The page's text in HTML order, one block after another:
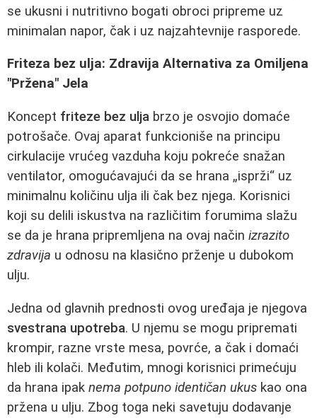
se ukusni i nutritivno bogati obroci pripreme uz
minimalan napor, čak i uz najzahtevnije rasporede.
Friteza bez ulja: Zdravija Alternativa za Omiljena
"Pržena" Jela
Koncept friteze bez ulja brzo je osvojio domaće
potrošače. Ovaj aparat funkcioniše na principu
cirkulacije vrućeg vazduha koju pokreće snažan
ventilator, omogućavajući da se hrana „isprži“ uz
minimalnu količinu ulja ili čak bez njega. Korisnici
koji su delili iskustva na različitim forumima slažu
se da je hrana pripremljena na ovaj način izrazito
zdravija u odnosu na klasično prženje u dubokom
ulju.
Jedna od glavnih prednosti ovog uređaja je njegova
svestrana upotreba. U njemu se mogu pripremati
krompir, razne vrste mesa, povrće, a čak i domaći
hleb ili kolači. Međutim, mnogi korisnici primećuju
da hrana ipak nema potpuno identičan ukus kao ona
pržena u ulju. Zbog toga neki savetuju dodavanje